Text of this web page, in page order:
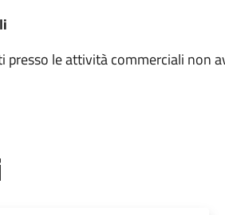
presso le attività commerciali non